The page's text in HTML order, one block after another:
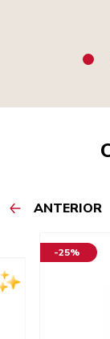
ANTERIOR
-25%